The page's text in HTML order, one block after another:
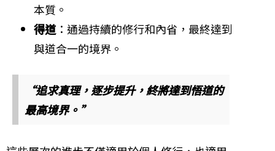
本質。
得道 ：通過持續的修行和內省，最終達到
與道合一的境界。
“追求真理，逐步提升，終將達到悟道的
最高境界。”